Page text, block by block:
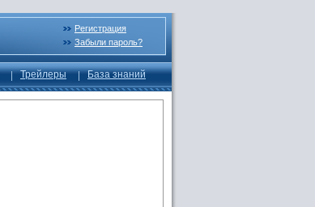
Регистрация
Забыли пароль?
Трейлеры База знаний